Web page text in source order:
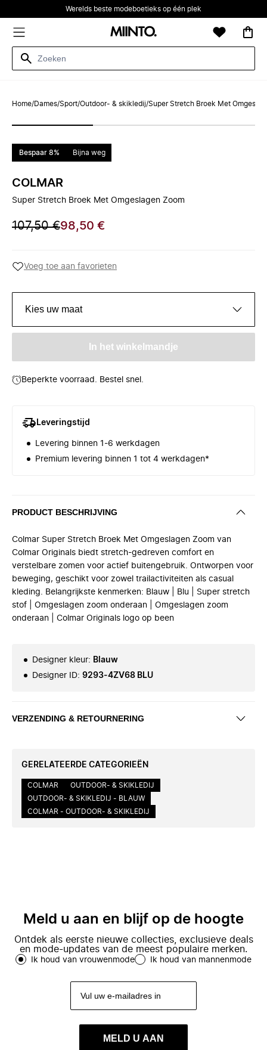
Werelds beste modeboetieks op één plek
Home/Dames/Sport/Outdoor- & skikledij/Super Stretch Broek Met
Bespaar 8% Bijna weg
COLMAR
Super Stretch Broek Met Omgeslagen Zoom
107,50 €98,50 €
Voeg toe aan favorieten
Kies uw maat
In het winkelmandje
Beperkte voorraad. Bestel snel.
Leveringstijd
Levering binnen 1-6 werkdagen
Premium levering binnen 1 tot 4 werkdagen*
PRODUCT BESCHRIJVING
Colmar Super Stretch Broek Met Omgeslagen Zoom van
Colmar Originals biedt stretch-gedreven comfort en
verstelbare zomen voor actief buitengebruik. Ontworpen voor
beweging, geschikt voor zowel trailactiviteiten als casual
kleding. Belangrijkste kenmerken: Blauw | Blu | Super stretch
stof | Omgeslagen zoom onderaan | Omgeslagen zoom
onderaan | Colmar Originals logo op been
Designer kleur: Blauw
Designer ID: 9293-4ZV68 BLU
VERZENDING & RETOURNERING
GERELATEERDE CATEGORIEËN
COLMAR
OUTDOOR- & SKIKLEDIJ
OUTDOOR- & SKIKLEDIJ - BLAUW
COLMAR - OUTDOOR- & SKIKLEDIJ
Meld u aan en blijf op de hoogte
Ontdek als eerste nieuwe collecties, exclusieve deals
en mode-updates van de meest populaire merken.
Ik houd van vrouwenmode Ik houd van mannenmode
MELD U AAN